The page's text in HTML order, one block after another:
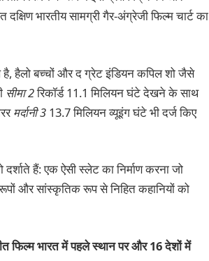
भारतीय सामग्री गैर-अंग्रेजी फिल्म चार्ट का
है, हैलो बच्चों और द ग्रेट इंडियन कपिल शो जैसे
सीमा 2रिकॉर्ड 11.1 मिलियन घंटे देखने के साथ
मर्दानी 3 13.7 मिलियन व्यूइंग घंटे भी दर्ज किए
हैं: एक ऐसी स्लेट का निर्माण करना जो
और सांस्कृतिक रूप से निहित कहानियों को
फिल्म भारत में पहले स्थान पर और 16 देशों में